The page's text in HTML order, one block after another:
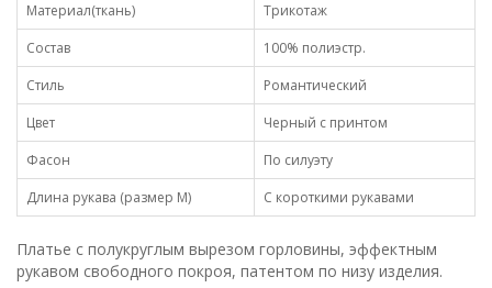
Материал(ткань)
Трикотаж
Состав
100% полиэстр.
Стиль
Романтический
Цвет
Черный с принтом
Фасон
По силуэту
Длина рукава (размер М)
С короткими рукавами
Платье с полукруглым вырезом горловины, эффектным
рукавом свободного покроя, патентом по низу изделия.